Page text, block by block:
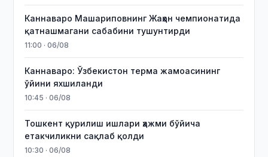
Каннаваро Машариповнинг Жаҳон чемпионатида
қатнашмагани сабабини тушунтирди
11:00 · 06/08
Каннаваро: Ўзбекистон терма жамоасининг
ўйини яхшиланди
10:45 · 06/08
Тошкент қурилиш ишлари ҳажми бўйича
етакчиликни сақлаб қолди
10:30 · 06/08